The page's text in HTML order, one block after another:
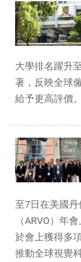
大學排名躍升
著，反映全球
給予更高評價。
至7日在美國
（ARVO）年
於會上獲得多
推動全球視覺